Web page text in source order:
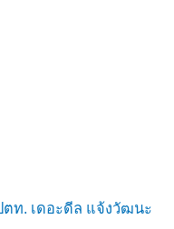
ตท. เดอะดีล แจ้งวัฒนะ